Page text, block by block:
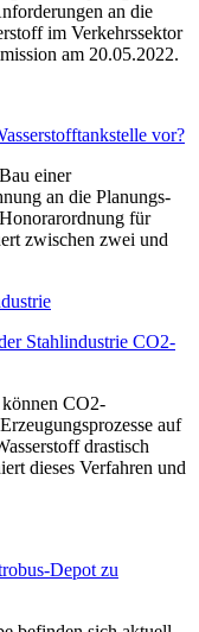
an die
im Verkehrssektor
am 20.05.2022.
vor?
einer
an die Planungs-
für
zwischen zwei und
Stahlindustrie CO2-
CO2-
auf
drastisch
dieses Verfahren und
Depot zu